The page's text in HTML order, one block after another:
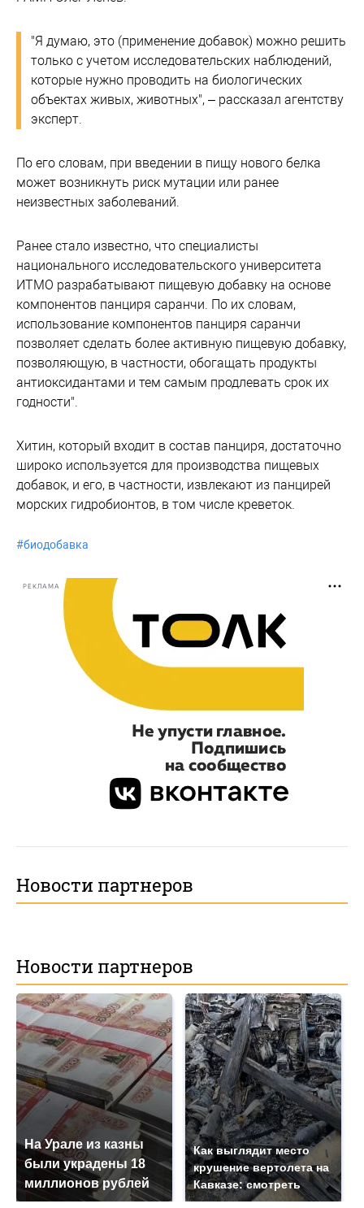
"Я думаю, это (применение добавок) можно решить
только с учетом исследовательских наблюдений,
которые нужно проводить на биологических
объектах живых, животных", – рассказал агентству
эксперт.
По его словам, при введении в пищу нового белка
может возникнуть риск мутации или ранее
неизвестных заболеваний.
Ранее стало известно, что специалисты
национального исследовательского университета
ИТМО разрабатывают пищевую добавку на основе
компонентов панциря саранчи. По их словам,
использование компонентов панциря саранчи
позволяет сделать более активную пищевую добавку,
позволяющую, в частности, обогащать продукты
антиоксидантами и тем самым продлевать срок их
годности".
Хитин, который входит в состав панциря, достаточно
широко используется для производства пищевых
добавок, и его, в частности, извлекают из панцирей
морских гидробионтов, в том числе креветок.
#биодобавка
РЕКЛАМА
Новости партнеров
Новости партнеров
На Урале из казны
были украдены 18
миллионов рублей
Как выглядит место
крушение вертолета на
Кавказе: смотреть